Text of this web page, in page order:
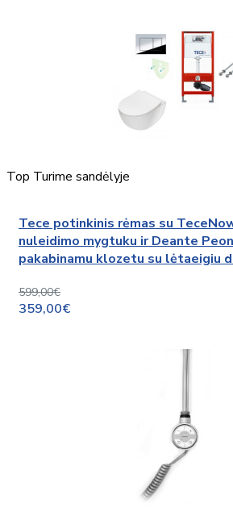
Top Turime sandėlyje
Tece potinkinis rėmas su TeceNow
nuleidimo mygtuku ir Deante Peonia rimless
pakabinamu klozetu su lėtaeigiu
599,00€
359,00€